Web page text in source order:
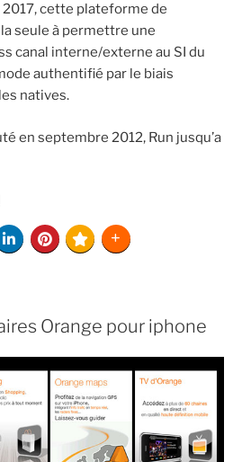
2017, cette plateforme de
seule à permettre une
canal interne/externe au SI du
authentifié par le biais
natives.
en septembre 2012, Run jusqu’a
Orange pour iphone